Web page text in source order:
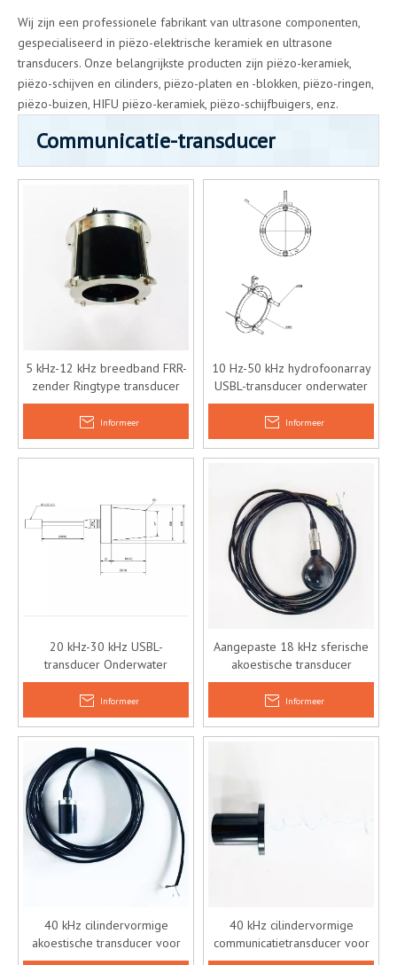
Wij zijn een professionele fabrikant van ultrasone componenten,
gespecialiseerd in piëzo-elektrische keramiek en ultrasone
transducers. Onze belangrijkste producten zijn piëzo-keramiek,
piëzo-schijven en cilinders, piëzo-platen en -blokken, piëzo-ringen,
piëzo-buizen, HIFU piëzo-keramiek, piëzo-schijfbuigers, enz.
Communicatie-transducer
5 kHz-12 kHz breedband FRR-
zender Ringtype transducer
Akoestische transducer met
grote diepte
Informeer
10 Hz-50 kHz hydrofoonarray
USBL-transducer onderwater
akoestische
positioneringsarray
Informeer
20 kHz-30 kHz USBL-
transducer Onderwater
akoestische
positioneringstransducer
Informeer
Aangepaste 18 kHz sferische
akoestische transducer
sferische hydrofoon
Informeer
40 kHz cilindervormige
akoestische transducer voor
akoestische positionering
40 kHz cilindervormige
communicatietransducer voor
onderwatersonar